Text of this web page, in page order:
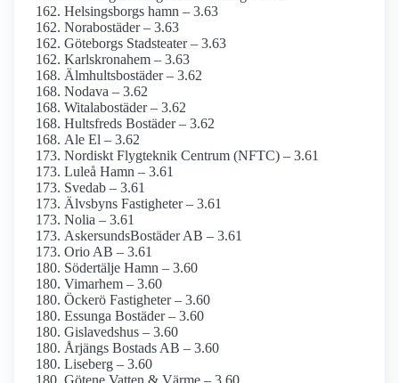
Helsingsborgs hamn – 3.63
Norabostäder – 3.63
Göteborgs Stadsteater – 3.63
Karlskronahem – 3.63
Älmhultsbostäder – 3.62
Nodava – 3.62
Witalabostäder – 3.62
Hultsfreds Bostäder – 3.62
Ale El – 3.62
Nordiskt Flygteknik Centrum (NFTC) – 3.61
Luleå Hamn – 3.61
Svedab – 3.61
Älvsbyns Fastigheter – 3.61
Nolia – 3.61
AskersundsBostäder AB – 3.61
Orio AB – 3.61
Södertälje Hamn – 3.60
Vimarhem – 3.60
Öckerö Fastigheter – 3.60
Essunga Bostäder – 3.60
Gislavedshus – 3.60
Årjängs Bostads AB – 3.60
Liseberg – 3.60
Götene Vatten & Värme – 3.60